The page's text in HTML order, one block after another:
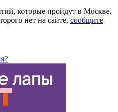
которые пройдут в Москве.
нет на сайте, сообщите